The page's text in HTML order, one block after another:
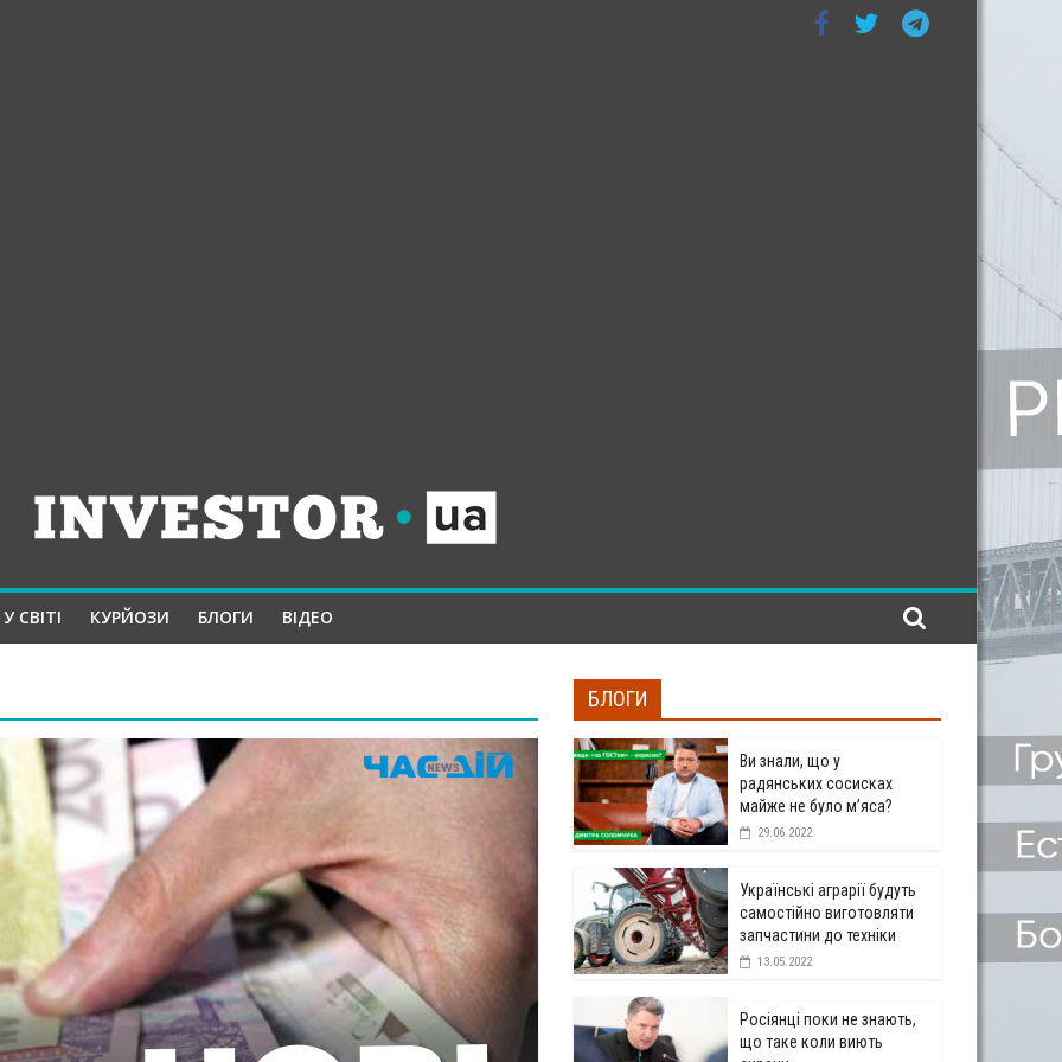
У СВІТІ КУРЙОЗИ БЛОГИ ВІДЕО
БЛОГИ
Ви знали, що у
радянських сосисках
майже не було м’яса?
29.06.2022
Українські аграрії будуть
самостійно виготовляти
запчастини до техніки
13.05.2022
Росіянці поки не знають,
що таке коли виють